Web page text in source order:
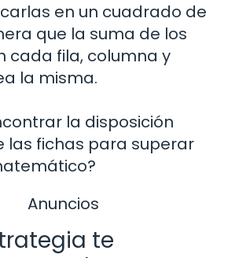
en un cuadrado de
que la suma de los
cada fila, columna y
la misma.
la disposición
las fichas para superar
Anuncios
te